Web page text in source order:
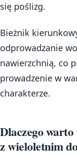
się poślizg.
Bieżnik
odprowadzanie
nawierzchnią, co
prowadzenie w
charakterze.
Dlaczego
z wieloletnim